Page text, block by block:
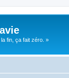
fin, ça fait zéro. »